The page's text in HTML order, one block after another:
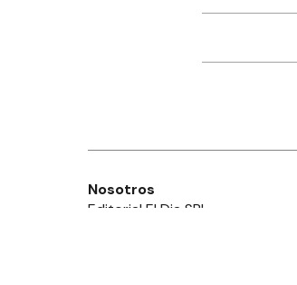
Nosotros
Editorial El Dia SRL